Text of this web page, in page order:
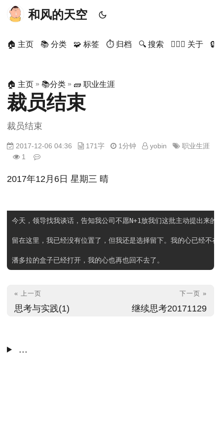
和风的天空
🏠 主页 📚 分类 🧩 标签 ⏱ 归档 🔍 搜索 🙋🏻‍♂️ 关于 🔒
🏠 主页 » 📚分类 » 🧱 职业生涯
裁员结束
裁员结束
2017-12-06 04:36 171字 1分钟 yobin
职业生涯
1
2017年12月6日 星期三 晴
今天，领导找我谈话，告知我公司不愿N+1放我们这批主动提出来
留在这里，我已经没有位置了，但我还是选择留下。我的心已经不
« 上一页
思考与实践(1)
下一页 »
继续思考20171129
...